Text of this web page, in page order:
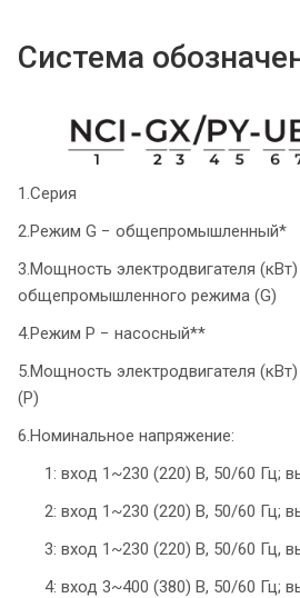
Система
1.Серия
2.Режим G − общепромышленный*
3.Мощность электродвигателя
общепромышленного режима (G)
4.Режим P − насосный**
5.Мощность электродвигателя
(P)
6.Номинальное напряжение:
1: вход 1~230 (220) В, 50/60 Гц;
2: вход 1~230 (220) В, 50/60 Гц;
3: вход 1~230 (220) В, 50/60 Гц,
4: вход 3~400 (380) В, 50/60 Гц;